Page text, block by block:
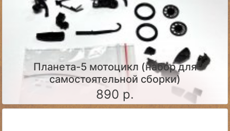
Планета-5 мотоцикл (набор для
самостоятельной сборки)
890 р.